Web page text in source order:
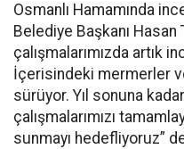
Osmanlı Hamamında
Belediye Başkanı Hasan
çalışmalarımızda artık
İçerisindeki mermerler
sürüyor. Yıl sonuna
çalışmalarımızı
sunmayı hedefliyoruz”